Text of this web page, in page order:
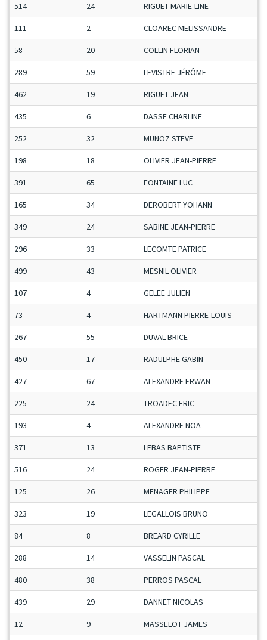
514 24 RIGUET MARIE-LINE
111 2 CLOAREC MELISSANDRE
58 20 COLLIN FLORIAN
289 59 LEVISTRE JÉRÔME
462 19 RIGUET JEAN
435 6 DASSE CHARLINE
252 32 MUNOZ STEVE
198 18 OLIVIER JEAN-PIERRE
391 65 FONTAINE LUC
165 34 DEROBERT YOHANN
349 24 SABINE JEAN-PIERRE
296 33 LECOMTE PATRICE
499 43 MESNIL OLIVIER
107 4 GELEE JULIEN
73 4 HARTMANN PIERRE-LOUIS
267 55 DUVAL BRICE
450 17 RADULPHE GABIN
427 67 ALEXANDRE ERWAN
225 24 TROADEC ERIC
193 4 ALEXANDRE NOA
371 13 LEBAS BAPTISTE
516 24 ROGER JEAN-PIERRE
125 26 MENAGER PHILIPPE
323 19 LEGALLOIS BRUNO
84 8 BREARD CYRILLE
288 14 VASSELIN PASCAL
480 38 PERROS PASCAL
439 29 DANNET NICOLAS
12 9 MASSELOT JAMES